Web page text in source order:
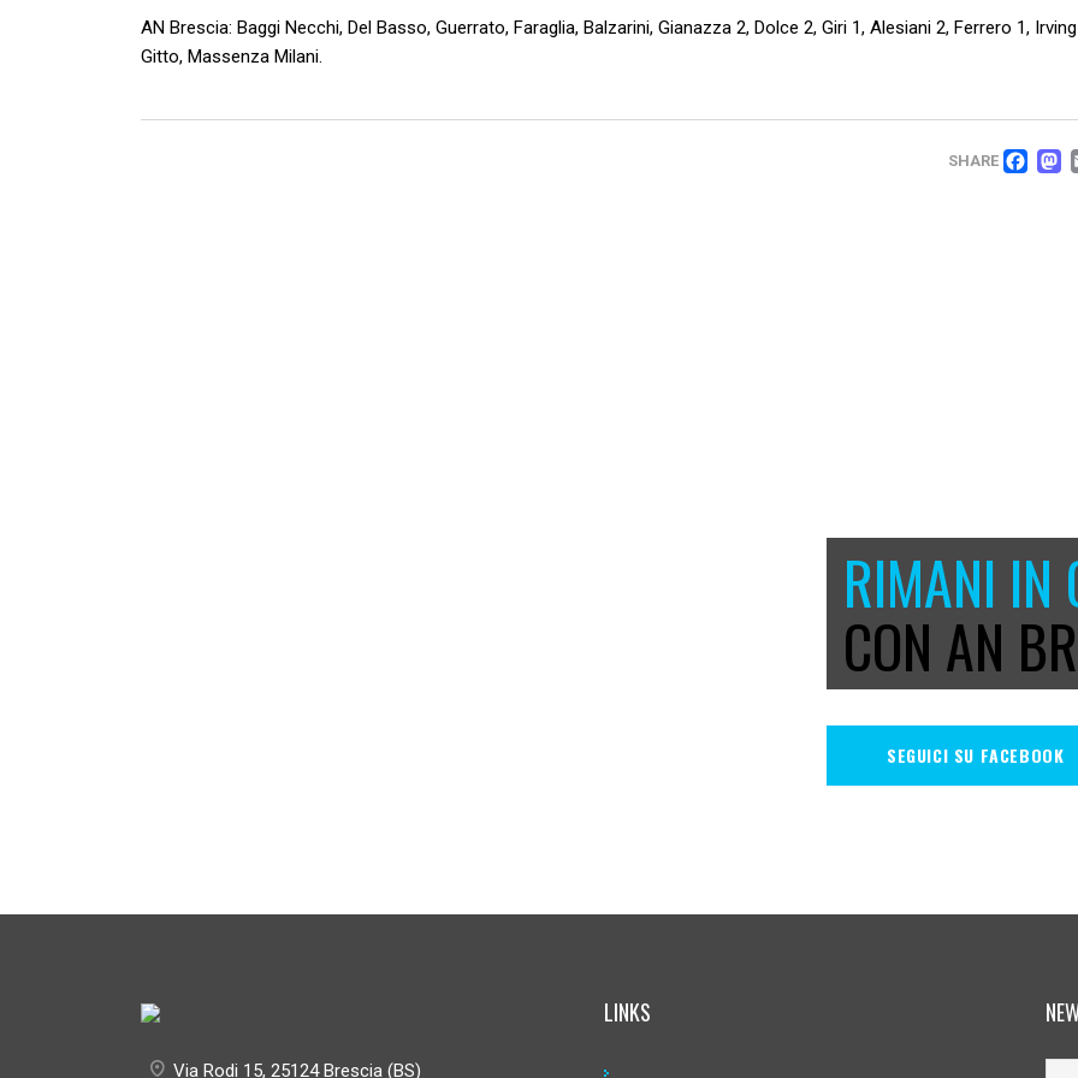
AN Brescia: Baggi Necchi, Del Basso, Guerrato, Faraglia, Balzarini, Gianazza 2, Dolce 2, Giri 1, Alesiani 2, Ferrero 1,
Gitto, Massenza Milani.
SHARE
RIMANI IN
CON AN
SEGUICI SU FACEBOOK
Via Rodi 15, 25124 Brescia (BS)
LINKS